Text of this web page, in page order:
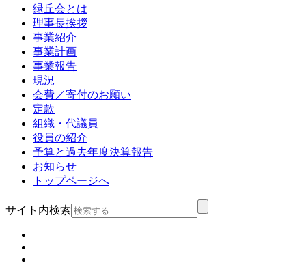
緑丘会とは
理事長挨拶
事業紹介
事業計画
事業報告
現況
会費／寄付のお願い
定款
組織・代議員
役員の紹介
予算と過去年度決算報告
お知らせ
トップページへ
サイト内検索